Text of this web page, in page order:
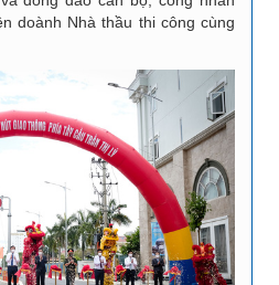
doành Nhà thầu thi công cùng